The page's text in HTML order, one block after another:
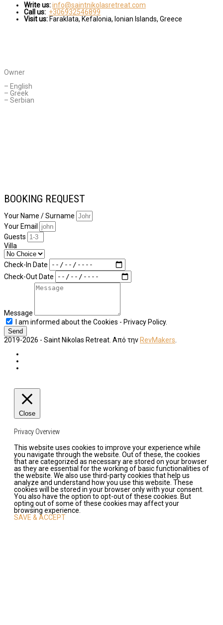
Write us:info@saintnikolasretreat.com
Call us: +306932546899
Visit us: Faraklata, Kefalonia, Ionian Islands, Greece
Owner
– English
– Greek
– Serbian
BOOKING REQUEST
Your Name / Surname
Your Email
Guests
Villa
Check-In Date
Check-Out Date
Message
I am informed about the Cookies - Privacy Policy.
Send
2019-2026 - Saint Nikolas Retreat. Από την RevMakers
Close
Privacy Overview
This website uses cookies to improve your experience while
you navigate through the website. Out of these, the cookies
that are categorized as necessary are stored on your browser
as they are essential for the working of basic functionalities of
the website. We also use third-party cookies that help us
analyze and understand how you use this website. These
cookies will be stored in your browser only with your consent.
You also have the option to opt-out of these cookies. But
opting out of some of these cookies may affect your
browsing experience.
SAVE & ACCEPT